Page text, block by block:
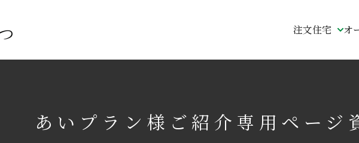
注文住宅 オ
あいプラン様ご紹介専用ページ